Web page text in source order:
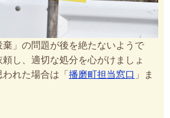
」の問題が後を絶たないようで
し、適切な処分を心がけましょ
れた場合は「 播磨町担当窓口 」ま